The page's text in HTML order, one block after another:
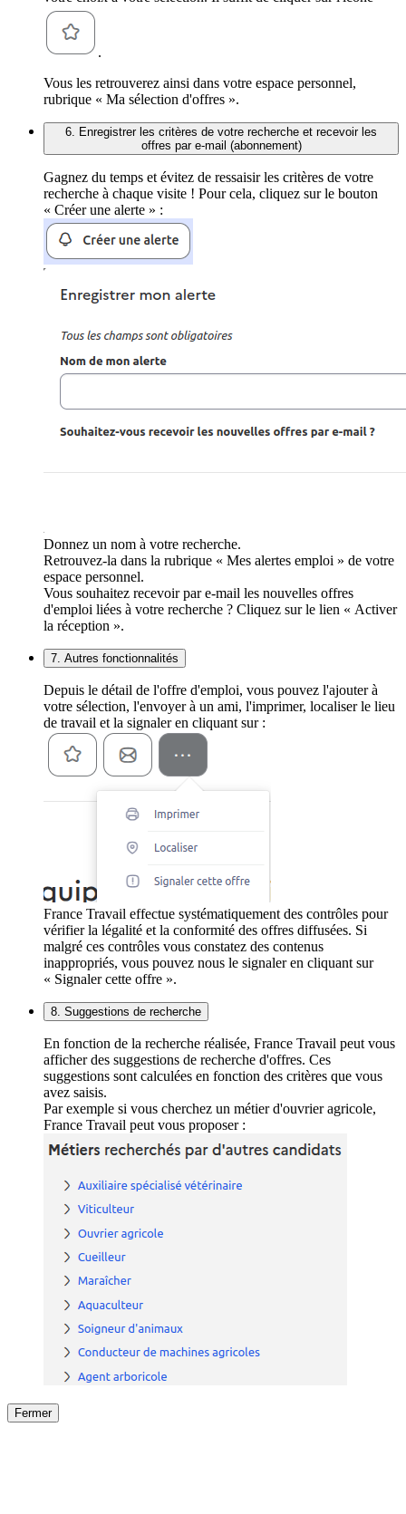
.
Vous les retrouverez ainsi dans votre espace personnel,
rubrique « Ma sélection d'offres ».
6. Enregistrer les critères de votre recherche et recevoir les
offres par e-mail (abonnement)
Gagnez du temps et évitez de ressaisir les critères de votre
recherche à chaque visite ! Pour cela, cliquez sur le bouton
« Créer une alerte » :
Donnez un nom à votre recherche.
Retrouvez-la dans la rubrique « Mes alertes emploi » de votre
espace personnel.
Vous souhaitez recevoir par e-mail les nouvelles offres
d'emploi liées à votre recherche ? Cliquez sur le lien « Activer
la réception ».
7. Autres fonctionnalités
Depuis le détail de l'offre d'emploi, vous pouvez l'ajouter à
votre sélection, l'envoyer à un ami, l'imprimer, localiser le lieu
de travail et la signaler en cliquant sur :
France Travail effectue systématiquement des contrôles pour
vérifier la légalité et la conformité des offres diffusées. Si
malgré ces contrôles vous constatez des contenus
inappropriés, vous pouvez nous le signaler en cliquant sur
« Signaler cette offre ».
8. Suggestions de recherche
En fonction de la recherche réalisée, France Travail peut vous
afficher des suggestions de recherche d'offres. Ces
suggestions sont calculées en fonction des critères que vous
avez saisis.
Par exemple si vous cherchez un métier d'ouvrier agricole,
France Travail peut vous proposer :
Fermer